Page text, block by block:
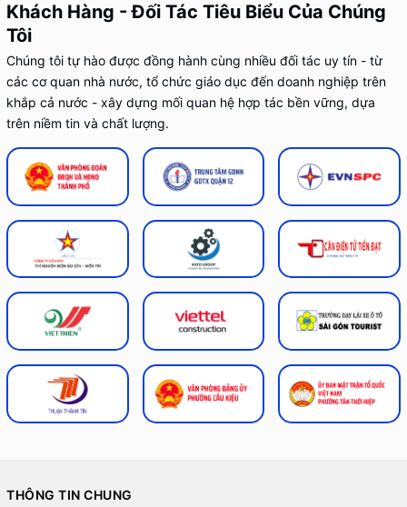
Khách Hàng - Đối Tác Tiêu Biểu Của Chúng
Tôi
Chúng tôi tự hào được đồng hành cùng nhiều đối tác uy tín - từ
các cơ quan nhà nước, tổ chức giáo dục đến doanh nghiệp trên
khắp cả nước - xây dựng mối quan hệ hợp tác bền vững, dựa
trên niềm tin và chất lượng.
THÔNG TIN CHUNG